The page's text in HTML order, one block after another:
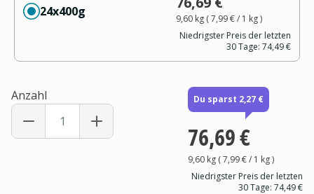
24x400g 9,60 kg(7,99 €/ 1 kg)
Niedrigster Preis der letzten
30 Tage: 74,49 €
Anzahl Du sparst 2,27 €
76,69 €
9,60 kg(7,99 €/ 1 kg)
Niedrigster Preis der letzten
30 Tage: 74,49 €